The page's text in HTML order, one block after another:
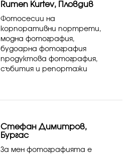
Rumen Kurtev, Пловдив
Фотосесии на
корпоративни портрети,
модна фотография,
будоарна фотография
продуктова фотография,
събития и репортажи
Стефан Димитров,
Бургас
За мен фотографията е